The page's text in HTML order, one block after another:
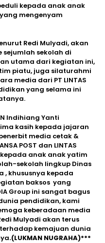
kepada anak anak
mengenyam
Redi Mulyadi, akan
sejumlah sekolah di
utama dari kegiatan ini,
piatu, juga silaturahmi
media dari PT LINTAS
yang selama ini
Indihiang Yanti
kasih kepada jajaran
penerbit media cetak &
POST dan LINTAS
kepada anak anak yatim
sekolah lingkup Dinas
, khususnya kepada
baksos yang
Group ini sangat bagus
pendidikan, kami
keberadaan media
Mulyadi akan terus
kemajuan dunia
.(LUKMAN NUGRAHA)***